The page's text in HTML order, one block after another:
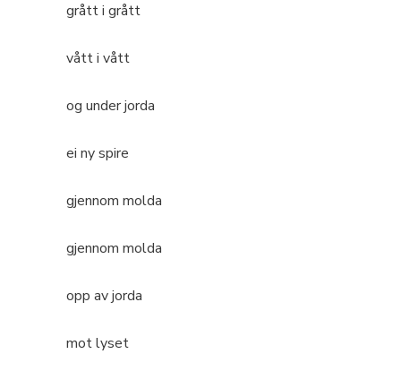
grått i grått
vått i vått
og under jorda
ei ny spire
gjennom molda
gjennom molda
opp av jorda
mot lyset